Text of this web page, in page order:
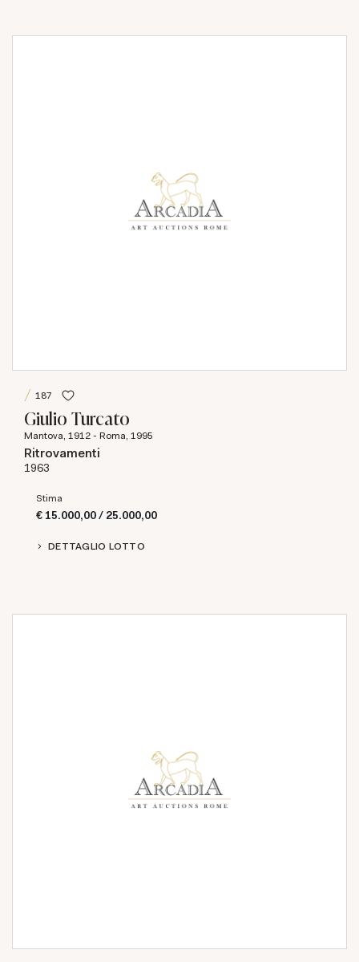
187
Giulio Turcato
Mantova, 1912 - Roma, 1995
Ritrovamenti
1963
Stima
€ 15.000,00 / 25.000,00
DETTAGLIO LOTTO